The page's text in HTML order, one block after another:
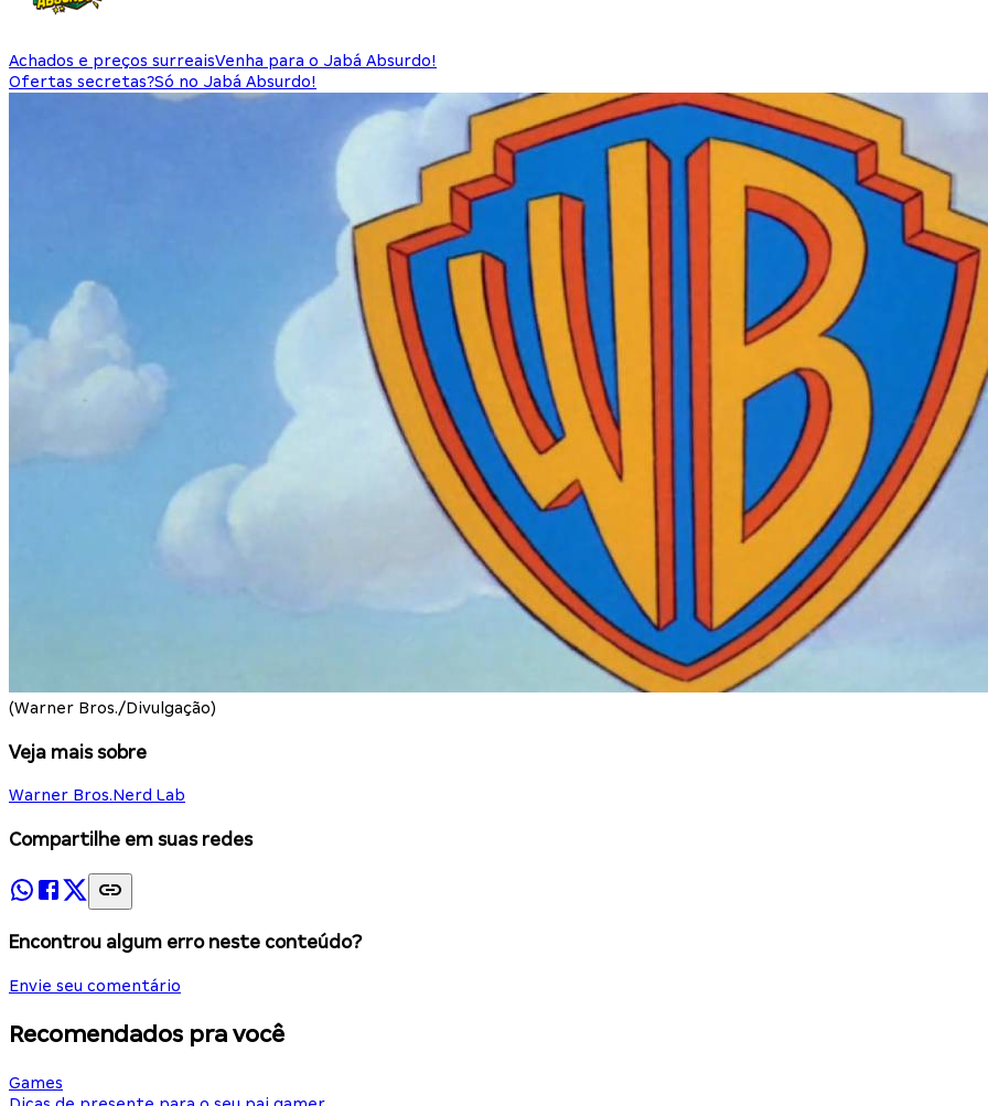
Achados e preços surreaisVenha para o Jabá Absurdo!
Ofertas secretas?Só no Jabá Absurdo!
(Warner Bros./Divulgação)
Veja mais sobre
Warner Bros.Nerd Lab
Compartilhe em suas redes
Encontrou algum erro neste conteúdo?
Envie seu comentário
Recomendados pra você
Games